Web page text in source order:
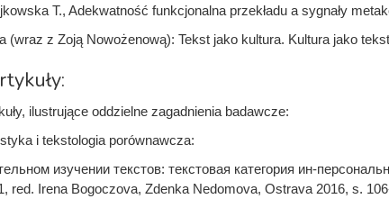
T., Adekwatność funkcjonalna przekładu a sygnały
(wraz z Zoją Nowożenową): Tekst jako kultura. Kultura jako
ilustrujące oddzielne zagadnienia badawcze:
i tekstologia porównawcza:
изучении текстов: текстовая категория ин-
red. Irena Bogoczova, Zdenka Nedomova, Ostrava 2016, s.